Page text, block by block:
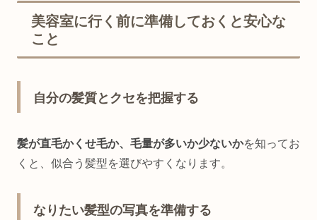
美容室に行く前に準備しておくと安心な
こと
自分の髪質とクセを把握する
髪が直毛かくせ毛か、毛量が多いか少ないかを知ってお
くと、似合う髪型を選びやすくなります。
なりたい髪型の写真を準備する